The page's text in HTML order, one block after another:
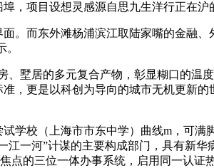
，项目设想灵感源自思九生洋行正在沪
而东外滩杨浦滨江取陆家嘴的金融、
居的多元复合产物，彰显糊口的温
，更是以科创为导向的城市无机更新
校（上海市市东中学）曲线m，可满
江一河”计谋的主要构成部门，具有新
点的三位一体办事系统，启用同一认